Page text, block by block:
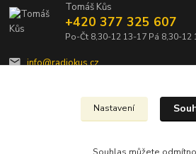
Tomáš Kůs
+420 377 325 607
Po-Čt 8,30-12 13-17 Pá 8,30-12
info@radiokus.cz
Nastavení